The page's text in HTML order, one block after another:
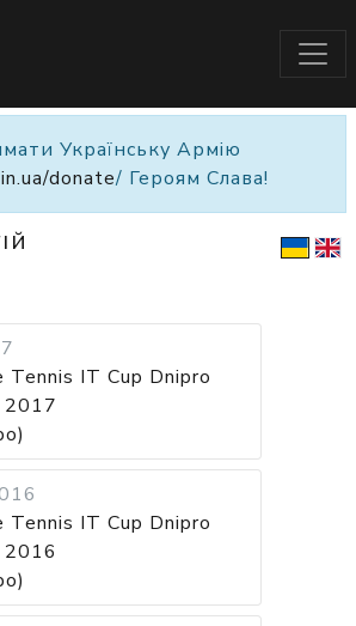
Українську Армію
donate/ Героям Слава!
Tennis IT Cup Dnipro
2017
Tennis IT Cup Dnipro
2016